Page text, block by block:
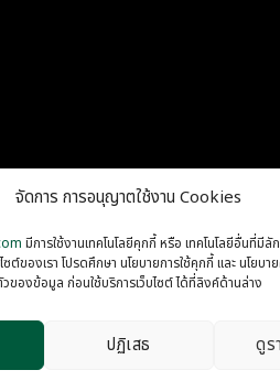
จัดการ การอนุญาตใช้งาน Cookies
มีการใช้งานเทคโนโลยีคุกกี้ หรือ เทคโนโลยีอื่นที่มีลั
ต์ของเรา โปรดศึกษา นโยบายการใช้คุกกี้ และ นโยบา
ของข้อมูล ก่อนใช้บริการเว็บไซต์ ได้ที่ลิงค์ด้านล่าง
ปฏิเสธ ดูร
PRIVACY COOKIES